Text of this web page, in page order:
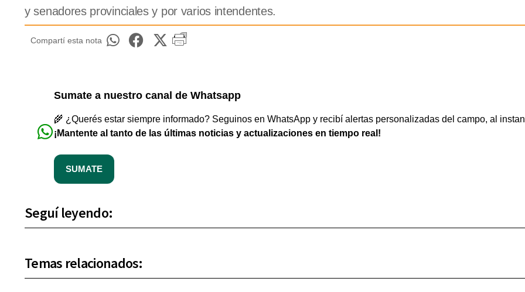
y senadores provinciales y por varios intendentes.
Compartí esta nota
Sumate a nuestro canal de Whatsapp
🌾 ¿Querés estar siempre informado? Seguinos en WhatsApp y recibí alertas personalizadas del campo, al
¡Mantente al tanto de las últimas noticias y actualizaciones en tiempo real!
SUMATE
Seguí leyendo:
Temas relacionados: